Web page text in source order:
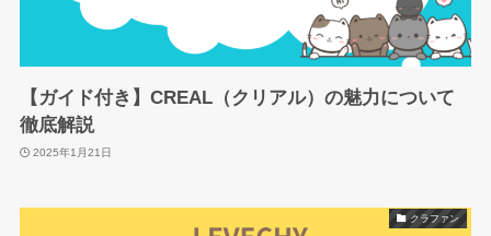
【ガイド付き】CREAL（クリアル）の魅力について
徹底解説
2025年1月21日
クラファン